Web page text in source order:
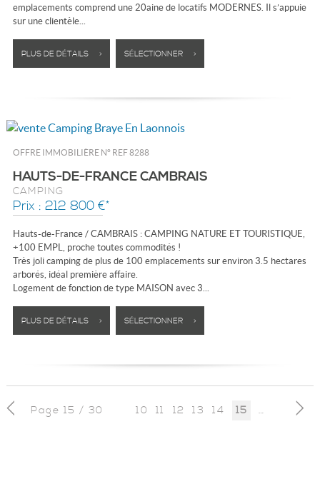
emplacements comprend une 20aine de locatifs MODERNES. Il s’appuie
sur une clientèle...
PLUS DE DÉTAILS > SÉLECTIONNER >
OFFRE IMMOBILIÈRE N° REF 8288
HAUTS-DE-FRANCE CAMBRAIS
CAMPING
Prix : 212 800 €*
Hauts-de-France / CAMBRAIS : CAMPING NATURE ET TOURISTIQUE,
+100 EMPL, proche toutes commodités !
Très joli camping de plus de 100 emplacements sur environ 3.5 hectares
arborés, idéal première affaire.
Logement de fonction de type MAISON avec 3...
PLUS DE DÉTAILS > SÉLECTIONNER >
Page 15 / 30 10 11 12 13 14 15 16 18